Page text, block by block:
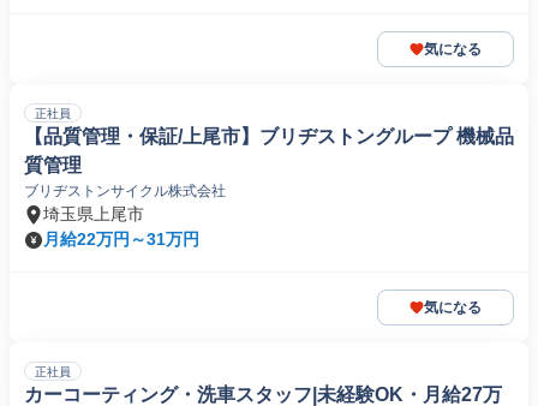
気になる
正社員
【品質管理・保証/上尾市】ブリヂストングループ 機械品
質管理
ブリヂストンサイクル株式会社
埼玉県上尾市
月給22万円～31万円
気になる
正社員
カーコーティング・洗車スタッフ|未経験OK・月給27万